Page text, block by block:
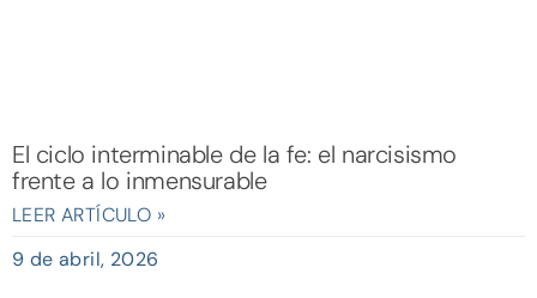
El ciclo interminable de la fe: el narcisismo
frente a lo inmensurable
LEER ARTÍCULO »
9 de abril, 2026